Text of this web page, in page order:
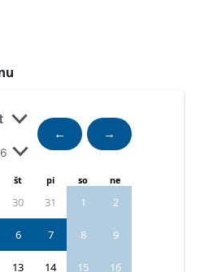
← →
št pi so ne
30 31 1 2
6 7 8 9
13 14 15 16